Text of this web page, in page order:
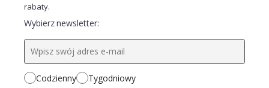
rabaty.
Wybierz newsletter:
Codzienny Tygodniowy